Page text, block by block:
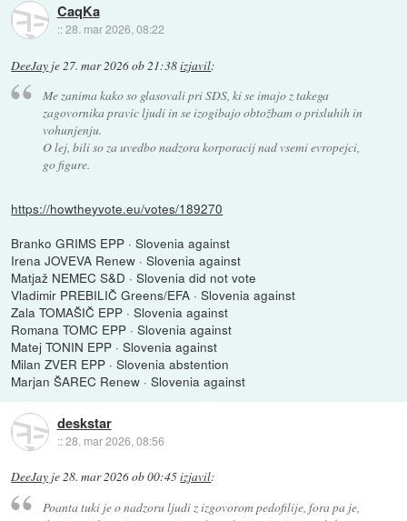
CaqKa
::28. mar 2026, 08:22
DeeJay je27. mar 2026 ob 21:38izjavil:
Me zanima kako so glasovali pri SDS, ki se imajo z takega
zagovornika pravic ljudi in se izogibajo obtožbam o prisluhih in
vohunjenju.
O lej, bili so za uvedbo nadzora korporacij nad vsemi evropejci,
go figure.
https://howtheyvote.eu/votes/189270
Branko GRIMS EPP · Slovenia against
Irena JOVEVA Renew · Slovenia against
Matjaž NEMEC S&D · Slovenia did not vote
Vladimir PREBILIČ Greens/EFA · Slovenia against
Zala TOMAŠIČ EPP · Slovenia against
Romana TOMC EPP · Slovenia against
Matej TONIN EPP · Slovenia against
Milan ZVER EPP · Slovenia abstention
Marjan ŠAREC Renew · Slovenia against
deskstar
::28. mar 2026, 08:56
DeeJay je28. mar 2026 ob 00:45izjavil:
Poanta tuki je o nadzoru ljudi z izgovorom pedofilije, fora pa je,